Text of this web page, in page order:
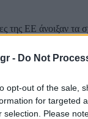
- Do Not
opt-out of the sale,
for targeted
selection. Please
της ΕΕ άνοιξαν τα
της